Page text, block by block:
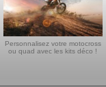
Personnalisez votre motocross
ou quad avec les kits déco !